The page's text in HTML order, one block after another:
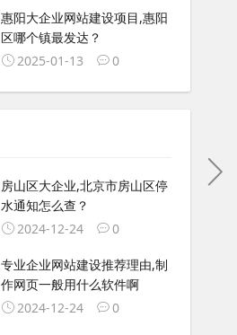
惠阳大企业网站建设项目,惠阳
区哪个镇最发达？
2025-01-13
0
房山区大企业,北京市房山区停
水通知怎么查？
2024-12-24
0
专业企业网站建设推荐理由,制
作网页一般用什么软件啊
2024-12-24
0